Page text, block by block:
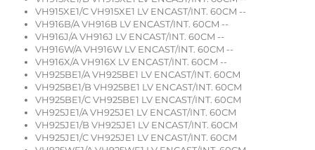
VH915XE1/C VH915XE1 LV ENCAST/INT. 60CM --
VH916B/A VH916B LV ENCAST/INT. 60CM --
VH916J/A VH916J LV ENCAST/INT. 60CM --
VH916W/A VH916W LV ENCAST/INT. 60CM --
VH916X/A VH916X LV ENCAST/INT. 60CM --
VH925BE1/A VH925BE1 LV ENCAST/INT. 60CM
VH925BE1/B VH925BE1 LV ENCAST/INT. 60CM
VH925BE1/C VH925BE1 LV ENCAST/INT. 60CM
VH925JE1/A VH925JE1 LV ENCAST/INT. 60CM
VH925JE1/B VH925JE1 LV ENCAST/INT. 60CM
VH925JE1/C VH925JE1 LV ENCAST/INT. 60CM